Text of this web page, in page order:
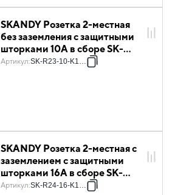
SKANDY Розетка 2-местная
без заземления с защитными
шторками 10А в сборе SK-
R09B бежевый IEK
Артикул:SK-R23-10-K10-F
SKANDY Розетка 2-местная с
заземлением с защитными
шторками 16А в сборе SK-
R07B бежевый IEK
Артикул:SK-R24-16-K10-F